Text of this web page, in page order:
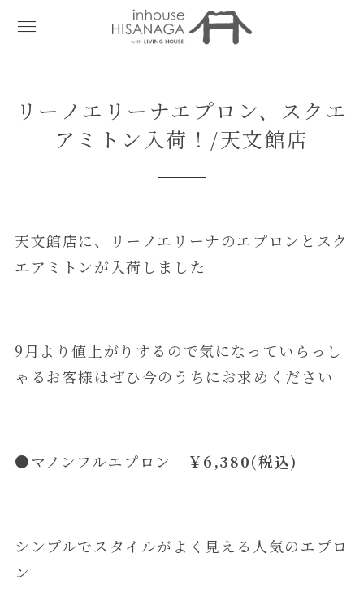
リーノエリーナエプロン、スクエ
アミトン入荷！/天文館店
天文館店に、リーノエリーナのエプロンとスク
エアミトンが入荷しました
9月より値上がりするので気になっていらっし
ゃるお客様はぜひ今のうちにお求めください
●マノンフルエプロン ￥6,380(税込)
シンプルでスタイルがよく見える人気のエプロ
ン